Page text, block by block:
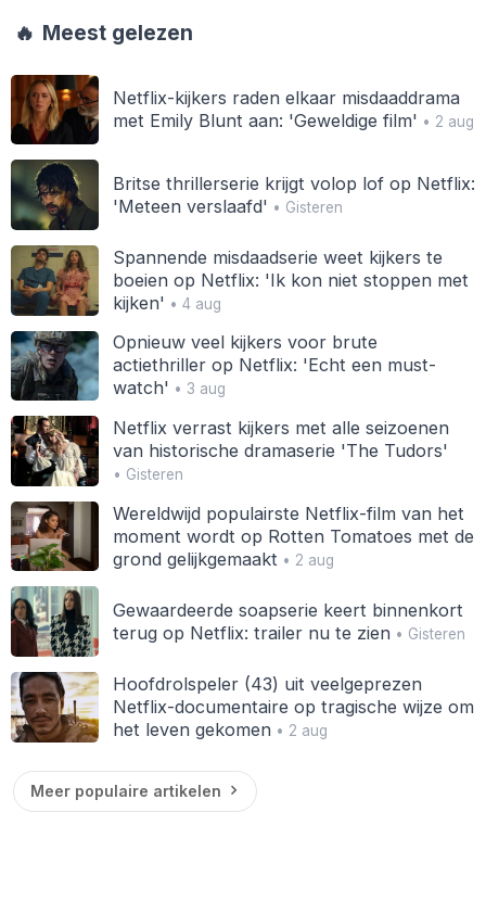
🔥 Meest gelezen
Netflix-kijkers raden elkaar misdaaddrama
met Emily Blunt aan: 'Geweldige film' • 2 aug
Britse thrillerserie krijgt volop lof op Netflix:
'Meteen verslaafd' • Gisteren
Spannende misdaadserie weet kijkers te
boeien op Netflix: 'Ik kon niet stoppen met
kijken' • 4 aug
Opnieuw veel kijkers voor brute
actiethriller op Netflix: 'Echt een must-
watch' • 3 aug
Netflix verrast kijkers met alle seizoenen
van historische dramaserie 'The Tudors'
• Gisteren
Wereldwijd populairste Netflix-film van het
moment wordt op Rotten Tomatoes met de
grond gelijkgemaakt • 2 aug
Gewaardeerde soapserie keert binnenkort
terug op Netflix: trailer nu te zien• Gisteren
Hoofdrolspeler (43) uit veelgeprezen
Netflix-documentaire op tragische wijze om
het leven gekomen• 2 aug
Meer populaire artikelen